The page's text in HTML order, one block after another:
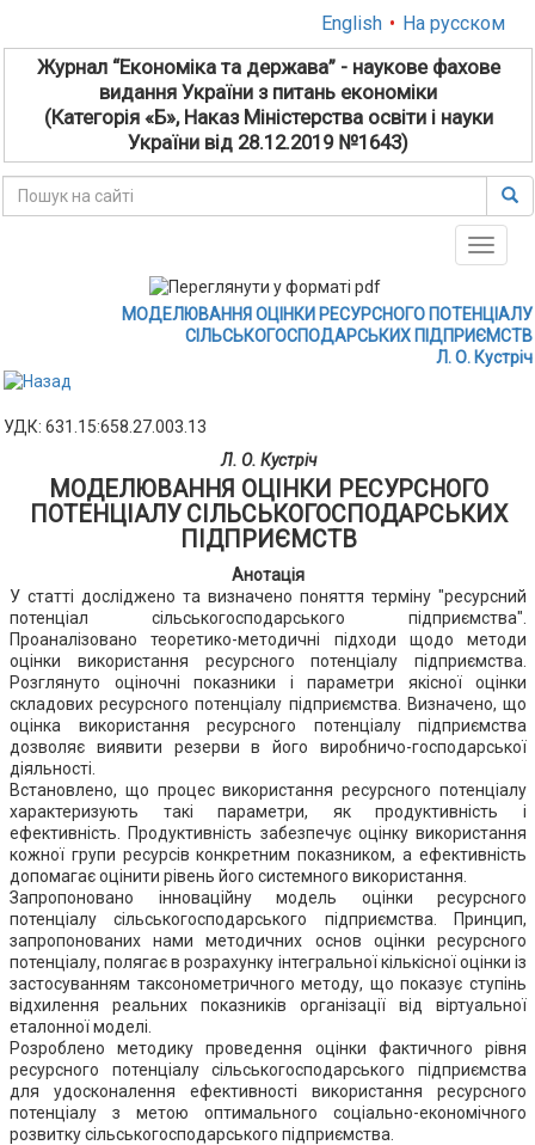
English • На русском
Журнал “Економіка та держава” - наукове фахове
видання України з питань економіки
(Категорія «Б», Наказ Міністерства освіти і науки
України від 28.12.2019 №1643)
Toggle
МОДЕЛЮВАННЯ ОЦІНКИ РЕСУРСНОГО ПОТЕНЦІАЛУ
СІЛЬСЬКОГОСПОДАРСЬКИХ ПІДПРИЄМСТВ
Л. О. Кустріч
УДК: 631.15:658.27.003.13
Л. О. Кустріч
МОДЕЛЮВАННЯ ОЦІНКИ РЕСУРСНОГО
ПОТЕНЦІАЛУ СІЛЬСЬКОГОСПОДАРСЬКИХ
ПІДПРИЄМСТВ
Анотація
У статті досліджено та визначено поняття терміну "ресурсний
потенціал сільськогосподарського підприємства".
Проаналізовано теоретико-методичні підходи щодо методи
оцінки використання ресурсного потенціалу підприємства.
Розглянуто оціночні показники і параметри якісної оцінки
складових ресурсного потенціалу підприємства. Визначено, що
оцінка використання ресурсного потенціалу підприємства
дозволяє виявити резерви в його виробничо-господарської
діяльності.
Встановлено, що процес використання ресурсного потенціалу
характеризують такі параметри, як продуктивність і
ефективність. Продуктивність забезпечує оцінку використання
кожної групи ресурсів конкретним показником, а ефективність
допомагає оцінити рівень його системного використання.
Запропоновано інноваційну модель оцінки ресурсного
потенціалу сільськогосподарського підприємства. Принцип,
запропонованих нами методичних основ оцінки ресурсного
потенціалу, полягає в розрахунку інтегральної кількісної оцінки із
застосуванням таксонометричного методу, що показує ступінь
відхилення реальних показників організації від віртуальної
еталонної моделі.
Розроблено методику проведення оцінки фактичного рівня
ресурсного потенціалу сільськогосподарського підприємства
для удосконалення ефективності використання ресурсного
потенціалу з метою оптимального соціально-економічного
розвитку сільськогосподарського підприємства.